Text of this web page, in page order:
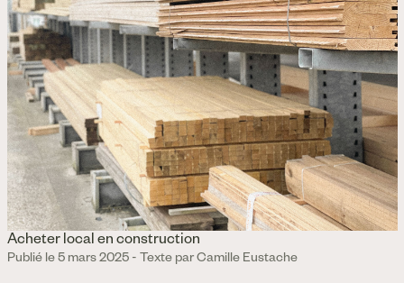
Acheter local en construction
Publié le 5 mars 2025 - Texte par Camille Eustache